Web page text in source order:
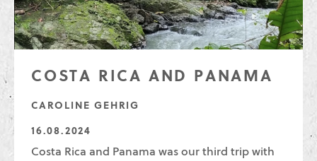
COSTA RICA AND PANAMA
CAROLINE GEHRIG
16.08.2024
Costa Rica and Panama was our third trip with